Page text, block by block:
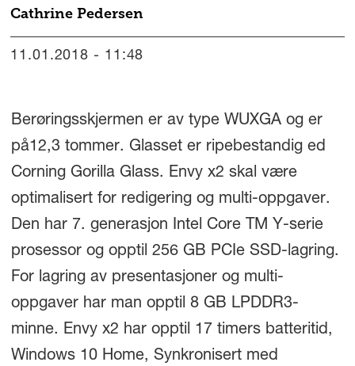
Cathrine Pedersen
11.01.2018 - 11:48
Berøringsskjermen er av type WUXGA og er
på12,3 tommer. Glasset er ripebestandig ed
Corning Gorilla Glass. Envy x2 skal være
optimalisert for redigering og multi-oppgaver.
Den har 7. generasjon Intel Core TM Y-serie
prosessor og opptil 256 GB PCIe SSD-lagring.
For lagring av presentasjoner og multi-
oppgaver har man opptil 8 GB LPDDR3-
minne. Envy x2 har opptil 17 timers batteritid,
Windows 10 Home, Synkronisert med